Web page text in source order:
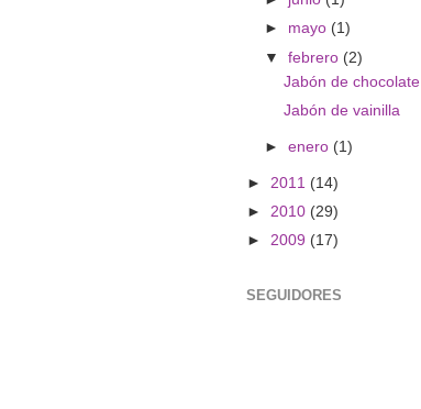
► mayo (1)
▼febrero (2)
Jabón de chocolate
Jabón de vainilla
►enero (1)
► 2011 (14)
► 2010 (29)
► 2009 (17)
SEGUIDORES